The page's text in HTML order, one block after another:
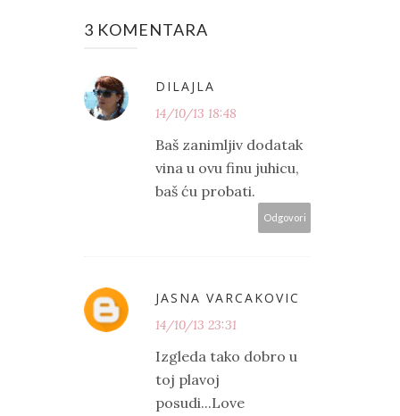
3 KOMENTARA
DILAJLA
14/10/13 18:48
Baš zanimljiv dodatak
vina u ovu finu juhicu,
baš ću probati.
Odgovori
JASNA VARCAKOVIC
14/10/13 23:31
Izgleda tako dobro u
toj plavoj
posudi...Love